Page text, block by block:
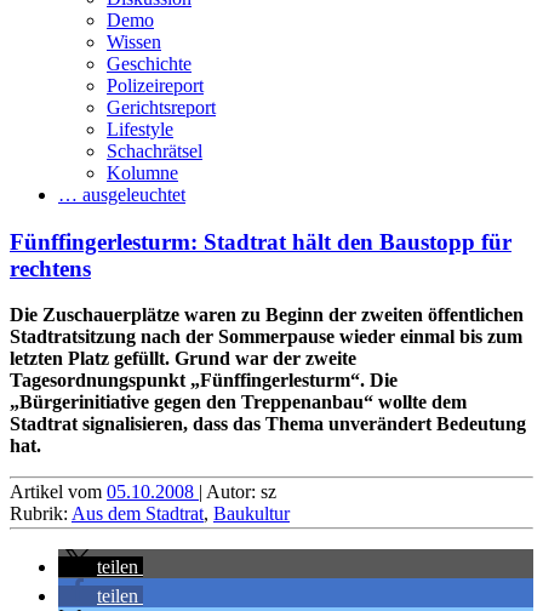
Demo
Wissen
Geschichte
Polizeireport
Gerichtsreport
Lifestyle
Schachrätsel
Kolumne
… ausgeleuchtet
Fünffingerlesturm: Stadtrat hält den Baustopp für
rechtens
Die Zuschauerplätze waren zu Beginn der zweiten öffentlichen
Stadtratsitzung nach der Sommerpause wieder einmal bis zum
letzten Platz gefüllt. Grund war der zweite
Tagesordnungspunkt „Fünffingerlesturm“. Die
„Bürgerinitiative gegen den Treppenanbau“ wollte dem
Stadtrat signalisieren, dass das Thema unverändert Bedeutung
hat.
Artikel vom 05.10.2008 | Autor: sz
Rubrik: Aus dem Stadtrat, Baukultur
teilen
teilen